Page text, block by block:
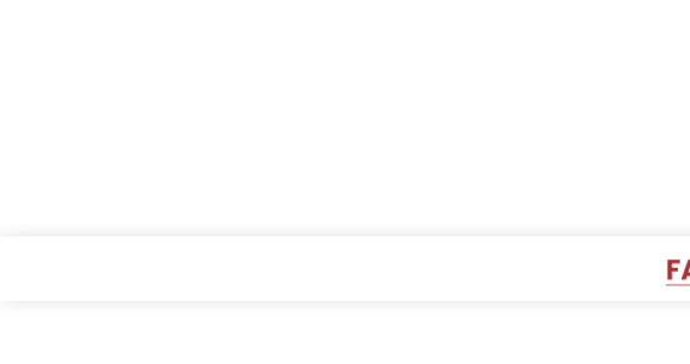
DISTRITO FEDERAL